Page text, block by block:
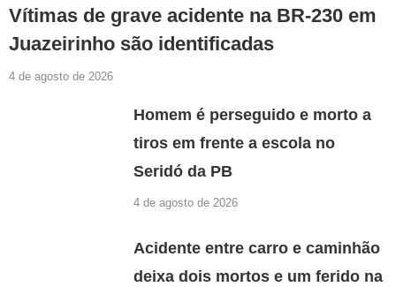
Vítimas de grave acidente na BR-230 em
Juazeirinho são identificadas
4 de agosto de 2026
Homem é perseguido e morto a
tiros em frente a escola no
Seridó da PB
4 de agosto de 2026
Acidente entre carro e caminhão
deixa dois mortos e um ferido na